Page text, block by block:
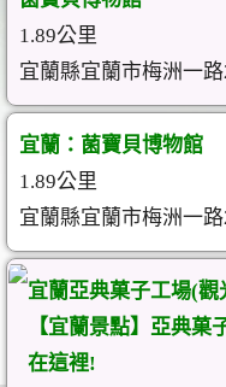
1.89公里
宜蘭縣宜蘭市梅洲一
宜蘭：菌寶貝博物館
1.89公里
宜蘭縣宜蘭市梅洲一
宜蘭亞典菓子工場(觀
【宜蘭景點】亞典
在這裡!